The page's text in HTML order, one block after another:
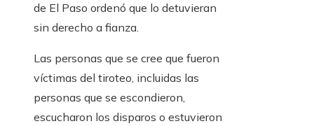
de El Paso ordenó que lo detuvieran
sin derecho a fianza.
Las personas que se cree que fueron
víctimas del tiroteo, incluidas las
personas que se escondieron,
escucharon los disparos o estuvieron